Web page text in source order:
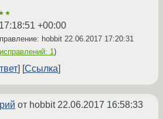
+00:00
hobbit 22.06.2017 17:20:31
исправлений: 1)
Ссылка
от hobbit22.06.2017 16:58:33